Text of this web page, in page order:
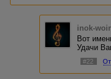
inok-
Вот
Удачи
#22